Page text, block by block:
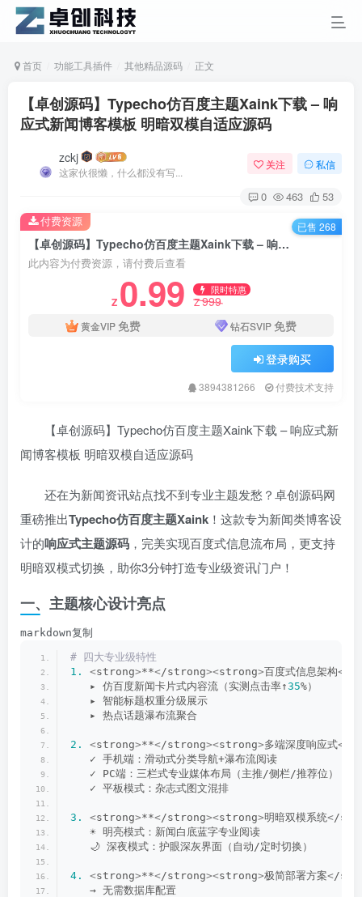
首页 功能工具插件 其他精品源码 正文
【卓创源码】Typecho仿百度主题Xaink下载 – 响
应式新闻博客模板 明暗双模自适应源码
zckj
这家伙很懒，什么都没有写...
关注 私信
0 463 53
【卓创源码】Typecho仿百度主题Xaink下载 – 响应式新闻博客模板 明暗双模自适应源码
此内容为付费资源，请付费后查看
Z 0.99 限时特惠
Z999
黄金VIP免费 钻石SVIP免费
登录购买
3894381266 付费技术支持
付费资源 已售 268
【卓创源码】Typecho仿百度主题Xaink下载 – 响应式新
闻博客模板 明暗双模自适应源码
还在为新闻资讯站点找不到专业主题发愁？卓创源码网
重磅推出Typecho仿百度主题Xaink ！这款专为新闻类博客设
计的响应式主题源码 ，完美实现百度式信息流布局，更支持
明暗双模式切换，助你3分钟打造专业级资讯门户！
一、主题核心设计亮点
markdown复制
# 四大专业级特性
1.
<strong>**</strong><strong>百度式信息架构<
   ▸ 仿百度新闻卡片式内容流（实测点击率↑
35%）
   ▸ 智能标题权重分级展示
   ▸ 热点话题瀑布流聚合
2. <strong>**</strong><strong>多端深度响应式<
   ✓ 手机端：滑动式分类导航+瀑布流阅读
   ✓ PC端：三栏式专业媒体布局（主推/侧栏/推荐位）
   ✓ 平板模式：杂志式图文混排
3. <strong>**</strong><strong>明暗双模系统</
   ☀️ 明亮模式：新闻白底蓝字专业阅读
   🌙 深夜模式：护眼深灰界面（自动/定时切换）
4. <strong>**</strong><strong>极简部署方案</
   → 无需数据库配置